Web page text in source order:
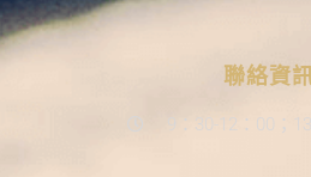
聯絡資
9：30-12：00；